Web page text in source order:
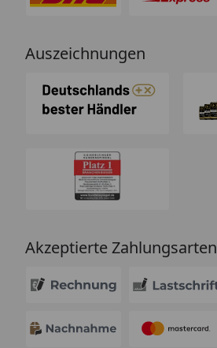
Auszeichnungen
Akzeptierte Zahlungsarten